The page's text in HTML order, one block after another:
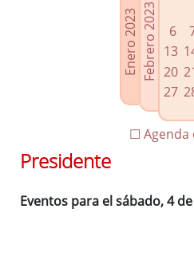
Enlaces
Agenda de Presidencia
Plenos provinciales y Juntas de
Oficina de Proyectos Europeos
Enero 2023Febrero 2023
6
13
20
27
☐ Agenda
Presidente
Eventos para el sábado, 4